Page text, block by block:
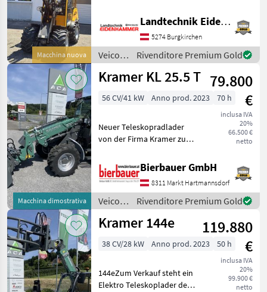
Macchina nuova
V -Vollkabine -2-stufiger
Fahrantrieb -
Zusatzhydraulik über
Joystick bedienbar (45
Landtechnik Eidenhammer GmbH
5274 Burgkirchen
Veicoli
agricoli
a
/
Rivenditore Premium Gold
Macchina dimostrativa
Kramer KL 25.5 T 79.800
€
inclusa IVA
20%
66.500 €
netto
56 CV/41 kW Anno prod. 2023 70 h
Neuer Teleskopradlader
von der Firma Kramer zu
verfügt über 56 PS und ist
Baujahr 2023 . Mit einer
Geschwindigkeit von
30km/h ist er ideal f
Bierbauer GmbH
8311 Markt Hartmannsdorf
Veicoli
agricoli
a
/
Rivenditore Premium Gold
Kramer 144e
119.880
€
inclusa IVA
20%
99.900 €
netto
38 CV/28 kW Anno prod. 2023 50 h
144eZum Verkauf steht ein
Elektro Teleskoplader der